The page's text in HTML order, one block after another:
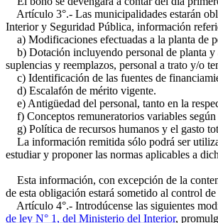
Artículo 3°.- Las municipalidades estarán
Interior y Seguridad Pública, información
a) Modificaciones efectuadas a la planta de
b) Dotación incluyendo personal de planta y
suplencias y reemplazos, personal a trato y/o
c) Identificación de las fuentes de
d) Escalafón de mérito vigente.
e) Antigüedad del personal, tanto en la
f) Conceptos remuneratorios variables
g) Política de recursos humanos y el gasto
La información remitida sólo podrá ser
estudiar y proponer las normas aplicables a
Esta información, con excepción de la
de esta obligación estará sometido al control
Artículo 4°.- Introdúcense las siguientes
de ley N° 1, del Ministerio del Interior,